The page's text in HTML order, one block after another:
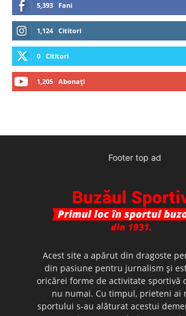
5,393 Fani
1,124 Cititori
0 Cititori
1,205 Abonați
Footer top ad
Acest site a apărut din dragoste
din pasiune pentru jurnalism şi
oricărei forme de activitate sportivă
nu numai. Cu timpul, prieteni ai
sportului s-au alăturat acestui